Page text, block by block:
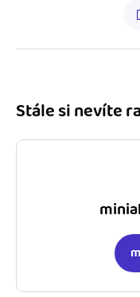
Stále si nevíte